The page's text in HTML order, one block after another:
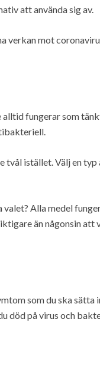
att använda sig av.
verkan mot
alltid fungerar som
tvål istället. Välj en
Alla medel
än någonsin att
som du ska
död på virus och